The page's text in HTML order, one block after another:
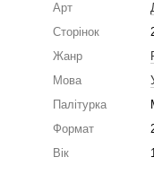
Арт
Сторінок
Жанр
Мова
Палітурка
Формат
Вік